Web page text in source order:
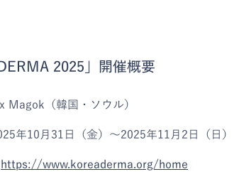
2025」開催概要
Magok（韓国・ソウル）
年10月31日（金）～2025年11月2日（日）
https://www.koreaderma.org/home